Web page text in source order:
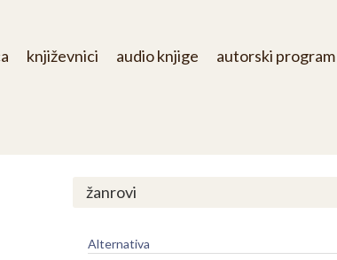
književnici audio knjige autorski program
žanrovi
Alternativa